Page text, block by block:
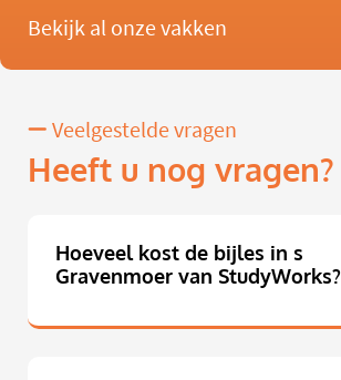
Bekijk al onze vakken
Veelgestelde vragen
Heeft u nog vragen?
Hoeveel kost de bijles in s
Gravenmoer van StudyWorks?